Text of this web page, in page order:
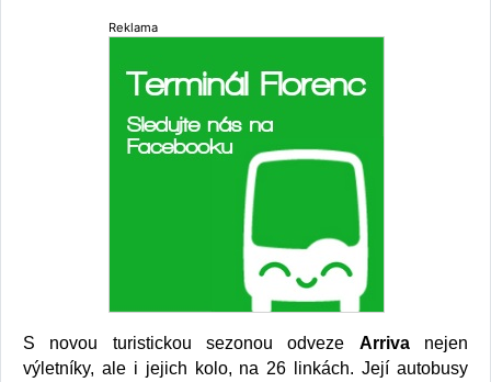
Reklama
S novou turistickou sezonou odveze Arrivanejen
výletníky, ale i jejich kolo, na 26 linkách. Její autobusy